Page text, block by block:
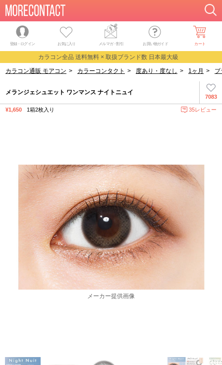
登録・ログイン お気に入り メルマガ・割引 お買い物ガイド カート
カラコン全品 送料無料 × 取扱ブランド数 日本最大級
カラコン通販 モアコン > カラーコンタクト > 度あり・度なし > 1ヶ月 > ブ
7083
メランジェシュエット ワンマンス ナイトニュイ
¥1,650 1箱2枚入り 35レビュー